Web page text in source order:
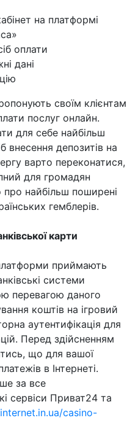
на платформі
оплати
дані
своїм клієнтам
послуг онлайн.
для себе найбільш
внесення депозитів на
варто переконатися,
для громадян
найбільш поширені
гемблерів.
карти
приймають
системи
перевагою даного
коштів на ігровий
аутентифікація для
Перед здійсненням
що для вашої
в Інтернеті.
за все
сервіси Приват24 та
casino-